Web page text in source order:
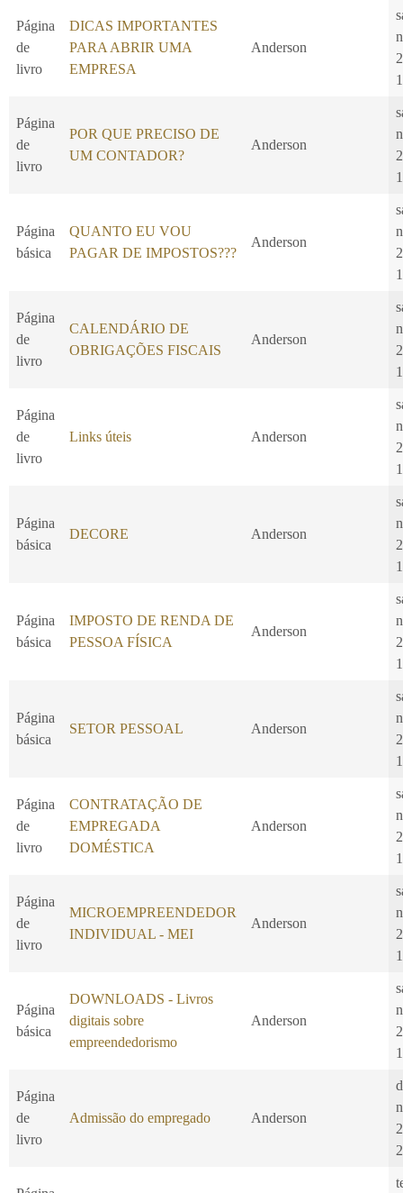
Página
de
livro
DICAS IMPORTANTES
PARA ABRIR UMA
EMPRESA
Anderson
Página
de
livro
POR QUE PRECISO DE
UM CONTADOR?
Anderson
Página
básica
QUANTO EU VOU
PAGAR DE IMPOSTOS???
Anderson
Página
de
livro
CALENDÁRIO DE
OBRIGAÇÕES FISCAIS
Anderson
Página
de
livro
Links úteis Anderson
Página
básica
DECORE Anderson
Página
básica
IMPOSTO DE RENDA DE
PESSOA FÍSICA
Anderson
Página
básica
SETOR PESSOAL Anderson
Página
de
livro
CONTRATAÇÃO DE
EMPREGADA
DOMÉSTICA
Anderson
Página
de
livro
MICROEMPREENDEDOR
INDIVIDUAL - MEI
Anderson
Página
básica
DOWNLOADS - Livros
digitais sobre
empreendedorismo
Anderson
Página
de
livro
Admissão do empregado Anderson